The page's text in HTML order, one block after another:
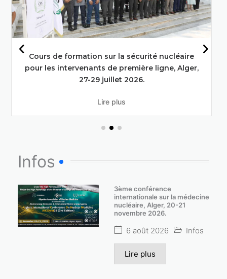
En savoir plus
Deuxième réunion du conseil d’administration
du commissariat à l’énergie atomique en session
ordinaire .
Lire plus
Infos
3ème conférence
internationale sur la médecine
nucléaire, Alger, 20-21
novembre 2026.
6 août 2026 Infos
Lire plus